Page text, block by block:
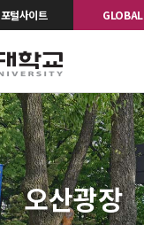
포털사이트 GLOBAL
오산광장